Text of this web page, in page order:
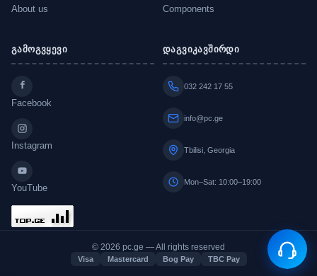
About us
Components
გამოგვყევი
Facebook
Instagram
YouTube
დაგვიკავშირდი
032 242 17 55
info@pc.ge
Tbilisi, Georgia
Mon–Sat: 10:00–19:00
© 2026 pc.ge — All rights reserved
Visa Mastercard Bog Pay TBC Pay